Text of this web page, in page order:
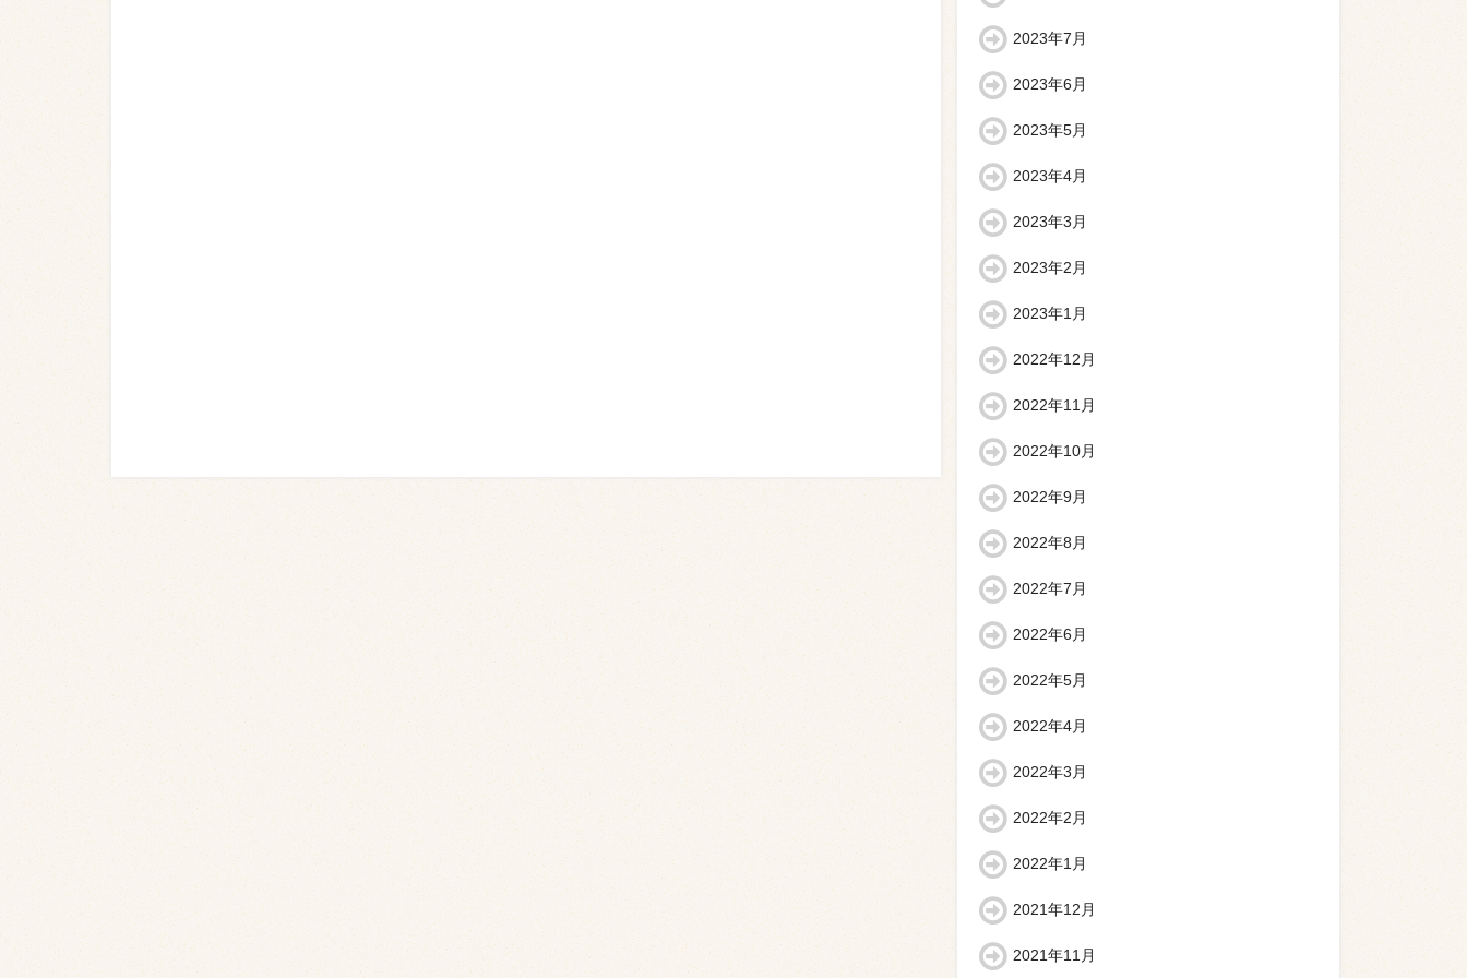
2023年7月
2023年6月
2023年5月
2023年4月
2023年3月
2023年2月
2023年1月
2022年12月
2022年11月
2022年10月
2022年9月
2022年8月
2022年7月
2022年6月
2022年5月
2022年4月
2022年3月
2022年2月
2022年1月
2021年12月
2021年11月